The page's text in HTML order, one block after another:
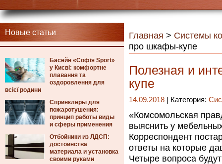
Новые статьи
Басейн «Софія Sport»
у Києві: комфортне
плавання та
оздоровлення для
всієї родини
Спринклеры для
пожаротушения:
принцип работы виды
и сферы применения
Отбойники из ЛДСП:
достоинства
материала и установка
своими руками
Главная > Системы
про шкафы-купе
Полезная и
купе
14.09.2018 | Категория:
«Комсомольская
выяснить у
Корреспондент
ответы на которые
Четыре вопроса